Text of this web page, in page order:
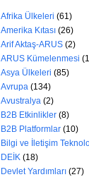
Afrika Ülkeleri (61)
Amerika Kıtası (26)
Arif Aktaş-ARUS (2)
ARUS Kümelenmesi
Asya Ülkeleri (85)
Avrupa (134)
Avustralya (2)
B2B Etkinlikler (8)
B2B Platformlar (10)
Bilgi ve İletişim
DEİK (18)
Devlet Yardımları (27)